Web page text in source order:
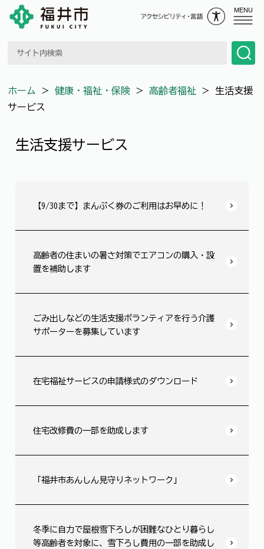
MENU
ホーム ＞ 健康・福祉・保険 ＞ 高齢者福祉 ＞ 生活支援
サービス
生活支援サービス
【9/30まで】まんぷく券のご利用はお早めに！
高齢者の住まいの暑さ対策でエアコンの購入・設
置を補助します
ごみ出しなどの生活支援ボランティアを行う介護
サポーターを募集しています
在宅福祉サービスの申請様式のダウンロード
住宅改修費の一部を助成します
「福井市あんしん見守りネットワーク」
冬季に自力で屋根雪下ろしが困難なひとり暮らし
等高齢者を対象に、雪下ろし費用の一部を助成し